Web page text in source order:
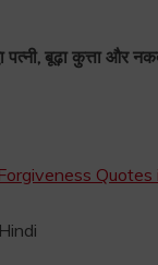
पत्नी, बूढ़ा कुत्ता और
Quotes